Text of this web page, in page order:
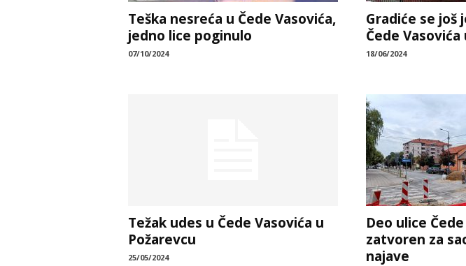
Teška nesreća u Čede Vasovića,
jedno lice poginulo
07/10/2024
Gradiće se još
Čede
18/06/2024
Težak udes u Čede Vasovića u
Požarevcu
25/05/2024
Deo ulice
zatvoren za
najave